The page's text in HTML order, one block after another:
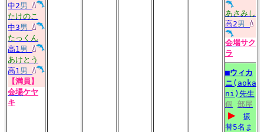
中2男
たけのこ
中3男
たっくん
高1 男
あけとう
高1 男
【満員】
会場ケヤ
キ
あさみし
高2男
会場サク
ラ
■ウィカ
ニ(aoka
ni)先生
個 部屋
▶
振
替5名ま